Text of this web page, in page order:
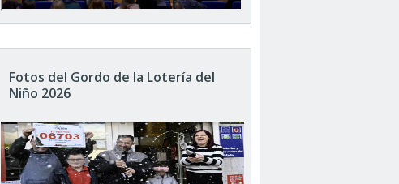
Fotos del Gordo de la Lotería del
Niño 2026